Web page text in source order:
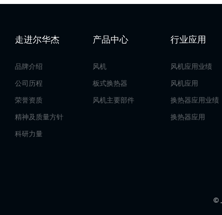
走进尔华杰
品牌介绍
公司历程
荣誉资质
精神及质量方针
科研力量
产品中心
风机
板式换热器
风机主要部件
行业应用
风机应用业绩
风机应用
换热器应用业绩
换热器应用
©